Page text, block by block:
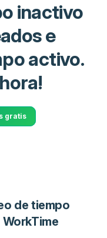
inactivo
e
activo.
gratis
de tiempo